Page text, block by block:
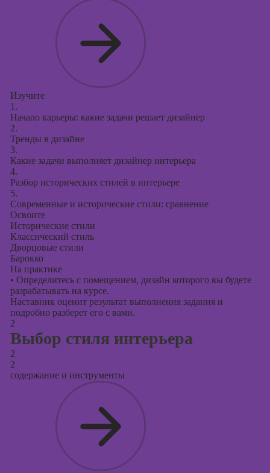
продюсирования
презентаций в
Изучите
1.
Начало карьеры: какие задачи решает дизайнер
2.
Тренды в дизайне
3.
Какие задачи выполняет дизайнер интерьера
4.
Разбор исторических стилей в интерьере
5.
Современные и исторические стили: сравнение
Освоите
Исторические стили
Классический стиль
Дворцовые стили
Барокко
На практике
• Определитесь с помещением, дизайн которого вы будете
разрабатывать на курсе.
Наставник оценит результат выполнения задания и
подробно разберет его с вами.
2
Выбор стиля интерьера
2
2
содержание и инструменты